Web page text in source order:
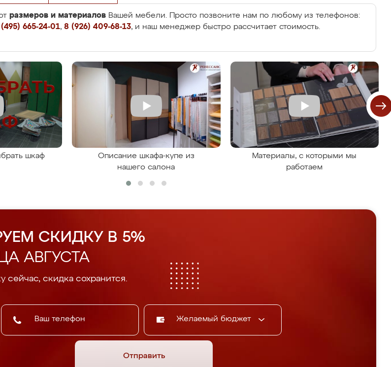
размеров и материалов Вашей мебели. Просто позвоните нам по любому из телефонов:
665-24-01, 8 (926) 409-68-13, и наш менеджер быстро рассчитает стоимость.
шкаф
Описание шкафа-купе из
нашего салона
Материалы, с которыми мы
работаем
СКИДКУ В 5%
АВГУСТА
сейчас, скидка сохранится.
Желаемый бюджет
Отправить